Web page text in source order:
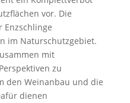
vor. Die
Enzschlinge
im Naturschutzgebiet.
mit
zu
den Weinanbau und die
dienen